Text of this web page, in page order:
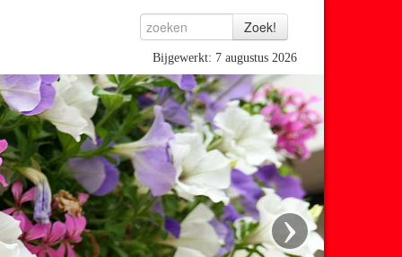
Bijgewerkt: 7 augustus 2026
›